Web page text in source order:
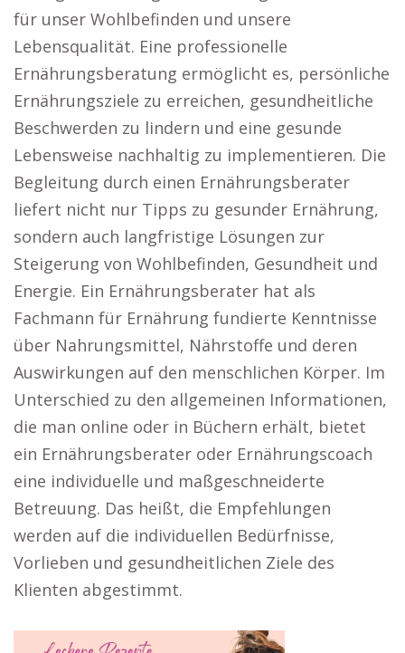
für unser Wohlbefinden und unsere
Lebensqualität. Eine professionelle
Ernährungsberatung ermöglicht es, persönliche
Ernährungsziele zu erreichen, gesundheitliche
Beschwerden zu lindern und eine gesunde
Lebensweise nachhaltig zu implementieren. Die
Begleitung durch einen Ernährungsberater
liefert nicht nur Tipps zu gesunder Ernährung,
sondern auch langfristige Lösungen zur
Steigerung von Wohlbefinden, Gesundheit und
Energie. Ein Ernährungsberater hat als
Fachmann für Ernährung fundierte Kenntnisse
über Nahrungsmittel, Nährstoffe und deren
Auswirkungen auf den menschlichen Körper. Im
Unterschied zu den allgemeinen Informationen,
die man online oder in Büchern erhält, bietet
ein Ernährungsberater oder Ernährungscoach
eine individuelle und maßgeschneiderte
Betreuung. Das heißt, die Empfehlungen
werden auf die individuellen Bedürfnisse,
Vorlieben und gesundheitlichen Ziele des
Klienten abgestimmt.